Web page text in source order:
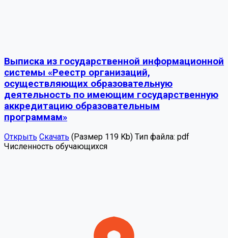
Выписка из государственной информационной
системы «Реестр организаций,
осуществляющих образовательную
деятельность по имеющим государственную
аккредитацию образовательным
программам»
Открыть Скачать (Размер 119 Kb) Тип файла: pdf
Численность обучающихся